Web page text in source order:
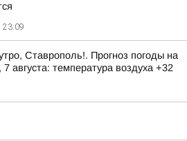
23:09
Ставрополь!. Прогноз погоды на
7 августа: температура воздуха +32